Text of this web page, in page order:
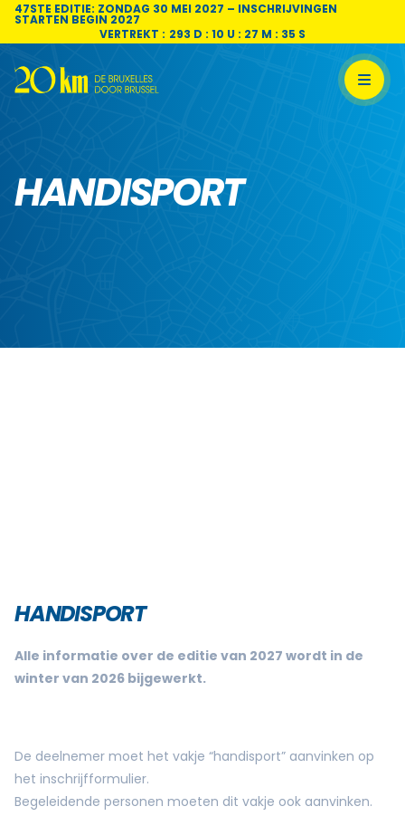
Skip to content
47STE EDITIE: ZONDAG 30 MEI 2027 – INSCHRIJVINGEN
STARTEN BEGIN 2027
VERTREKT : 293 D : 10 U : 27 M : 35 S
HANDISPORT
HANDISPORT
Alle informatie over de editie van 2027 wordt in de
winter van 2026 bijgewerkt.
De deelnemer moet het vakje “handisport” aanvinken op
het inschrijfformulier.
Begeleidende personen moeten dit vakje ook aanvinken.